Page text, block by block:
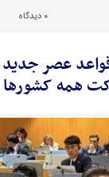
۰ دیدگاه
عصر
همه